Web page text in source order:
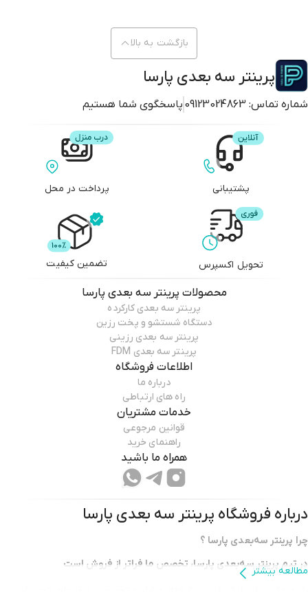
قابلیت نظارت بر چاپ: دارای دوربین داخلی برای مشاهده لحظه‌ای فرآیند
Carbon
پرینتر سه بعدی پارسا
شماره تماس: 09123024863 پاسخگوی شما هستیم
بازگشت به بالا
پشتیبانی پرداخت در محل
تحویل اکسپرس تضمین کیفیت
محصولات پرینتر سه بعدی پارسا
پرینتر سه بعدی کارکرده
دستگاه شستشو و پخت رزین
پرینتر سه بعدی رزینی
پرینتر سه بعدی FDM
اطلاعات فروشگاه
درباره ما
راه های ارتباطی
خدمات مشتریان
قوانین مرجوعی
راهنمای خرید
همراه ما باشید
درباره فروشگاه پرینتر سه بعدی پارسا
چرا پرینتر سه‌بعدی پارسا ؟
در تیم پرینتر سه‌بعدی پارسا، تخصص ما فراتر از فروش است
مطالعه بیشتر